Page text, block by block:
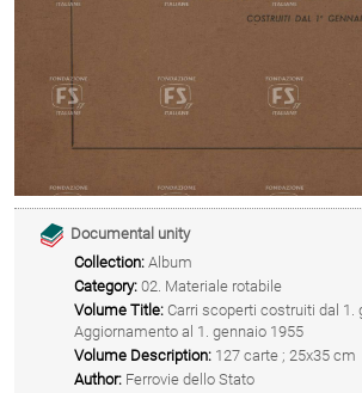
Documental unity
Collection: Album
Category: 02. Materiale rotabile
Volume Title: Carri scoperti costruiti dal 1.
Aggiornamento al 1. gennaio 1955
Volume Description: 127 carte ; 25x35 cm
Author: Ferrovie dello Stato